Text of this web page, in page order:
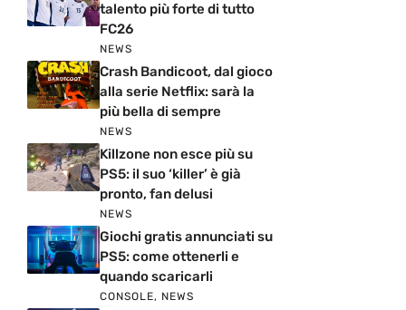
talento più forte di tutto
FC26
NEWS
Crash Bandicoot, dal gioco
alla serie Netflix: sarà la
più bella di sempre
NEWS
Killzone non esce più su
PS5: il suo ‘killer’ è già
pronto, fan delusi
NEWS
Giochi gratis annunciati su
PS5: come ottenerli e
quando scaricarli
CONSOLE, NEWS